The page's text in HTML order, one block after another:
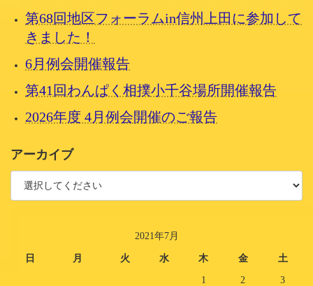
第68回地区フォーラムin信州上田に参加して
きました！
6月例会開催報告
第41回わんぱく相撲小千谷場所開催報告
2026年度 4月例会開催のご報告
アーカイブ
2021年7月
日 月 火 水 木 金 土
1 2
3